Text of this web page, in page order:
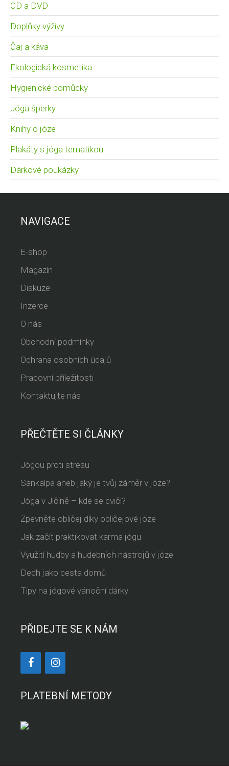
CD a DVD
Doplňky výživy
Čaj a káva
Ekologická kosmetika
Hygienické pomůcky
Jóga šperky
Knihy o józe
Plakáty s jóga tematikou
Dárkové poukázky
NAVIGACE
E-shop
Magazín
Diskuze
Inzerce
O nás
Obchodní podmínky
Ochrana osobních údajů
Pracovní příležitosti
Kontaktujte nás
PŘEČTĚTE SI ČLÁNKY
Jógou proti stresu
Sankalpa aneb jaký je tvůj záměr v józe?
Jóga v Jičíně – kde se cvičí?
Zpevněte obličej díky obličejové józe
Jak začít praktikovat karma jógu
Využití hudby a hudebních nástrojů v józe
Dech jako cesta domů
Tipy na jógové vánoční dárky
PŘIDEJTE SE K NÁM
PLATEBNÍ METODY